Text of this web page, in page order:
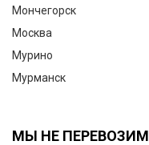
Мончегорск
Москва
Мурино
Мурманск
МЫ НЕ ПЕРЕВОЗИМ